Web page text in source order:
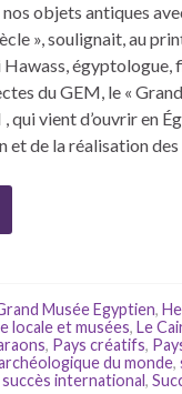
objets antiques
», soulignait, au
égyptologue,
du GEM, le «
qui vient d’ouvrir en
et de la réalisation
Musée Egyptien,
locale et musées, Le
, Pays créatifs,
du monde,
succès international,